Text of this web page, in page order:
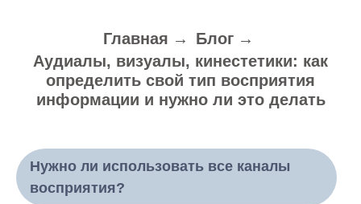
Главная → Блог →
Аудиалы, визуалы, кинестетики: как
определить свой тип восприятия
информации и нужно ли это делать
Нужно ли использовать все каналы
восприятия?